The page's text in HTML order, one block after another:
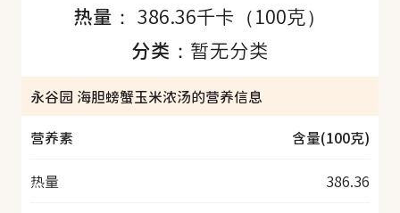
热量：386.36千卡（100克）
分类： 暂无分类
永谷园 海胆螃蟹玉米浓汤的营养信息
营养素
含量(100克)
热量 386.36